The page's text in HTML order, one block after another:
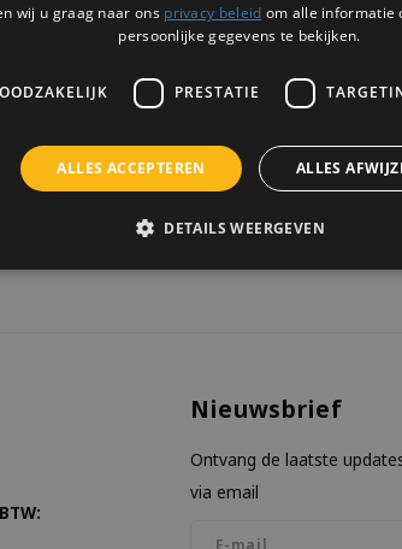
maakt.
1 OP VOORRAAD
BTW:
Nieuwsbrief
Ontvang de laatste
via email
wij u graag naar ons privacy beleid om alle informatie
persoonlijke gegevens te bekijken.
PRESTATIE
ALLES ACCEPTEREN ALLES
DETAILS WEERGEVEN